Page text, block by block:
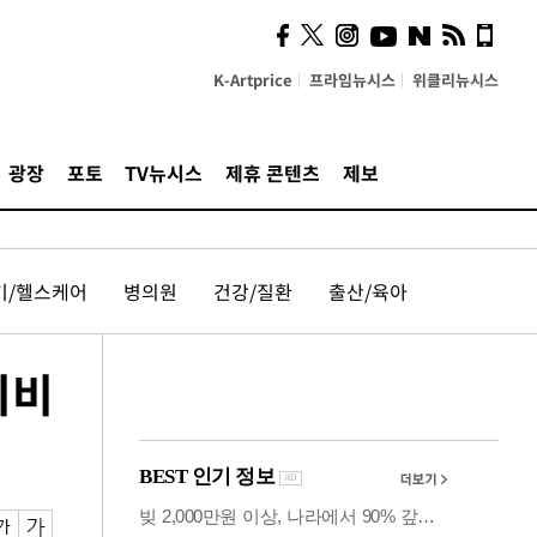
K-Artprice 프라임뉴시스 위클리뉴시스
광장 포토 TV뉴시스 제휴 콘텐츠 제보
/헬스케어 병의원 건강/질환 출산/육아
시, 스마트폰 액세서리에
NFC 더했다